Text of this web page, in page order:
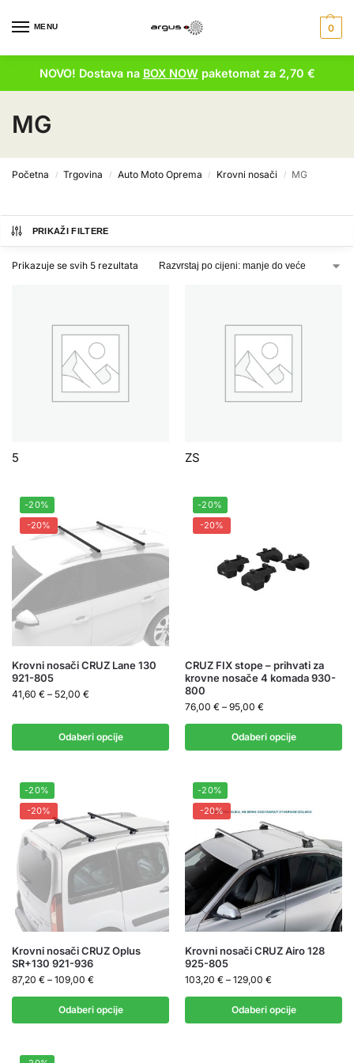
MENU 0
NOVO! Dostava na BOX NOWpaketomat za 2,70 €
MG
Početna / Trgovina / Auto Moto Oprema / Krovni nosači / MG
PRIKAŽI FILTERE
Prikazuje se svih 5 rezultata
5 ZS
-20%
-20%
Krovni nosači CRUZ Lane 130
921-805
41,60 € – 52,00 €
Odaberi opcije
-20%
-20%
CRUZ FIX stope – prihvati za
krovne nosače 4 komada 930-
800
76,00 € – 95,00 €
Odaberi opcije
-20%
-20%
Krovni nosači CRUZ Oplus
SR+130 921-936
87,20 € – 109,00 €
Odaberi opcije
-20%
-20%
Krovni nosači CRUZ Airo 128
925-805
103,20 € – 129,00 €
Odaberi opcije